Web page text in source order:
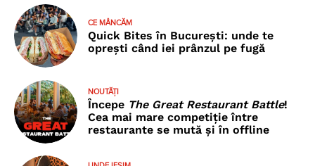
CE MÂNCĂM
Quick Bites în București: unde te
oprești când iei prânzul pe fugă
NOUTĂȚI
Începe The Great Restaurant Battle!
Cea mai mare competiție între
restaurante se mută și în offline